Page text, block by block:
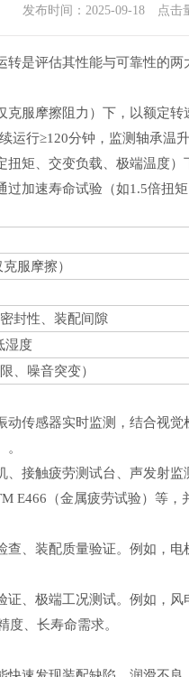
发布时间：2025-09-18 点
是评估其性能与可靠性的
克服摩擦阻力）下，以额定
运行≥120分钟，监测轴承
扭矩、交变负载、极端温度
过加速寿命试验（如1.5倍扭
服摩擦）
封性、装配间隙
湿度
、噪音突变）
动传感器实时监测，结合视
接触疲劳测试台、声发射
E466（金属疲劳试验）等
查、装配质量验证。例如，
证、极端工况测试。例如，
度、长寿命需求。